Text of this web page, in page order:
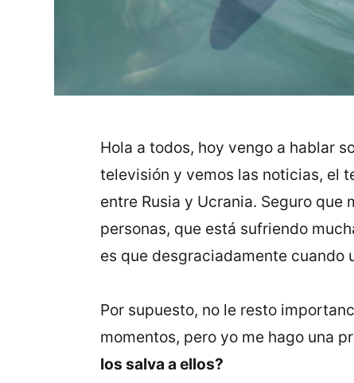
Hola a todos, hoy vengo a hablar
televisión y vemos las noticias, el
entre Rusia y Ucrania. Seguro
personas, que está sufriendo
es que desgraciadamente cuando
Por supuesto, no le resto
momentos, pero yo me hago una
los salva a ellos?